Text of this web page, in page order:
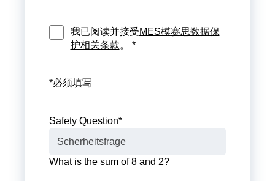
我已阅读并接受MES模赛思数据保
护相关条款。 *
*必须填写
Safety Question*
What is the sum of 8 and 2?